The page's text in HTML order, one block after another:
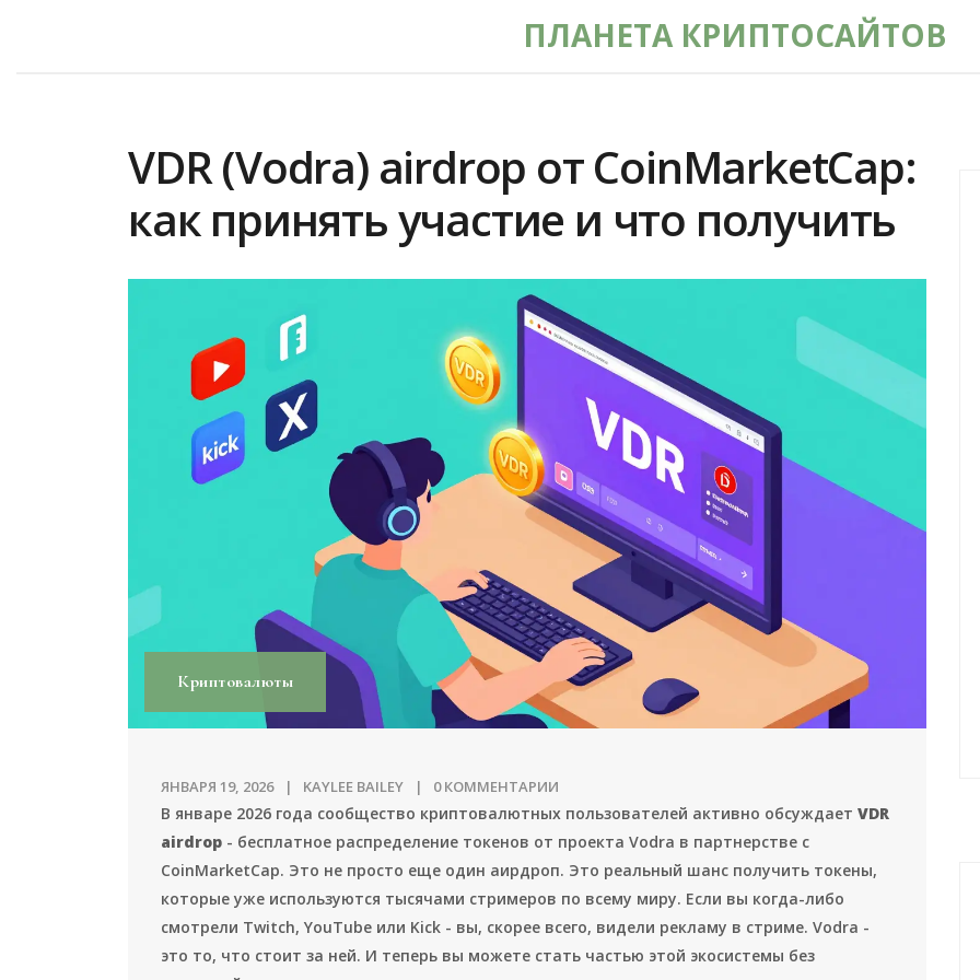
ПЛАНЕТА КРИПТОСАЙТОВ
VDR (Vodra) airdrop от CoinMarketCap:
как принять участие и что получить
Криптовалюты
ЯНВАРЯ 19, 2026 KAYLEE BAILEY 0 КОММЕНТАРИИ
В январе 2026 года сообщество криптовалютных пользователей активно обсуждаетVDR
airdrop - бесплатное распределение токенов от проекта Vodra в партнерстве с
CoinMarketCap. Это не просто еще один аирдроп. Это реальный шанс получить токены,
которые уже используются тысячами стримеров по всему миру. Если вы когда-либо
смотрели Twitch, YouTube или Kick - вы, скорее всего, видели рекламу в стриме. Vodra -
это то, что стоит за ней. И теперь вы можете стать частью этой экосистемы без